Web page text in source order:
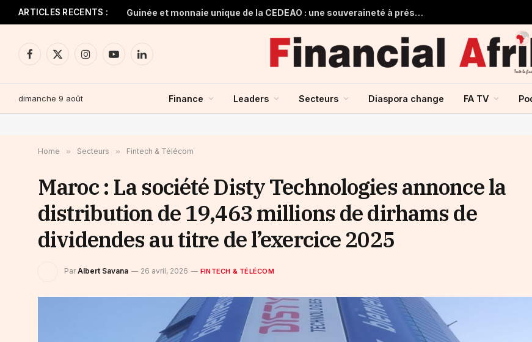
ARTICLES RECENTS : Guinée et monnaie unique de la CEDEAO : une souveraineté à préserver, une intégration à repenser
Facebook
X
InstagramYouTubeLinkedIn
dimanche 9 août Finance Leaders Secteurs Diaspora change FA TV
Home » Secteurs » Fintech & Télécom
Maroc : La société Disty Technologies annonce la
distribution de 19,463 millions de dirhams de
dividendes au titre de l’exercice 2025
Par Albert Savana 26 avril, 2026 FINTECH & TÉLÉCOM